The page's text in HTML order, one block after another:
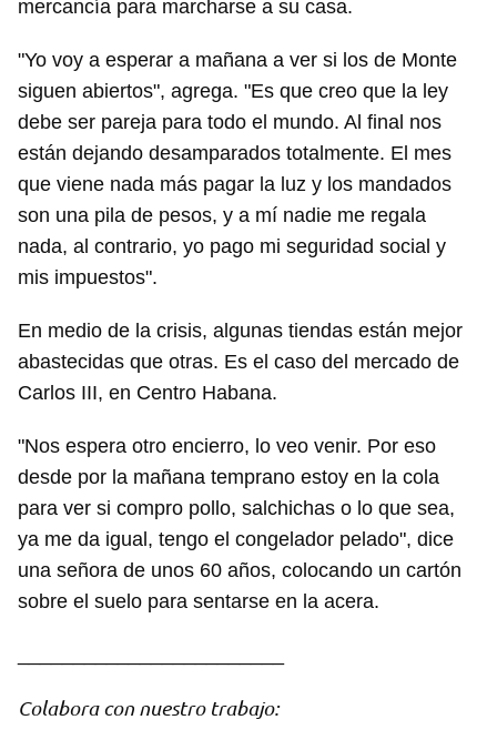
iniciar sesión con tu cuenta de 14ymedio.
mercancía para marcharse a su casa.
"Yo voy a esperar a mañana a ver si los de Monte
siguen abiertos", agrega. "Es que creo que la ley
debe ser pareja para todo el mundo. Al final nos
están dejando desamparados totalmente. El mes
que viene nada más pagar la luz y los mandados
son una pila de pesos, y a mí nadie me regala
nada, al contrario, yo pago mi seguridad social y
mis impuestos".
En medio de la crisis, algunas tiendas están mejor
abastecidas que otras. Es el caso del mercado de
Carlos III, en Centro Habana.
"Nos espera otro encierro, lo veo venir. Por eso
desde por la mañana temprano estoy en la cola
para ver si compro pollo, salchichas o lo que sea,
ya me da igual, tengo el congelador pelado", dice
una señora de unos 60 años, colocando un cartón
sobre el suelo para sentarse en la acera.
Colabora con nuestro trabajo: